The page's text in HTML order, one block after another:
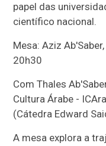
papel das
científico nacional.
Mesa: Aziz
20h30
Com Thales
Cultura Árabe -
(Cátedra Edward
A mesa explora a